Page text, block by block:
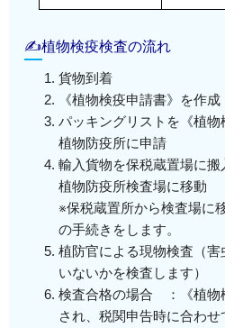
✍植物検疫検査の流れ
貨物到着
《植物検疫申請書》を作成
パッキングリストを《植
植物防疫所に申請
輸入貨物を保税蔵置場に
植物防疫所検査場に移動
※保税蔵置所から検査場に
の手続きをします。
植防官による現物検査（
いないかを検査します）
検査合格の場合 ：《植物
され、税関申告時に合わせ